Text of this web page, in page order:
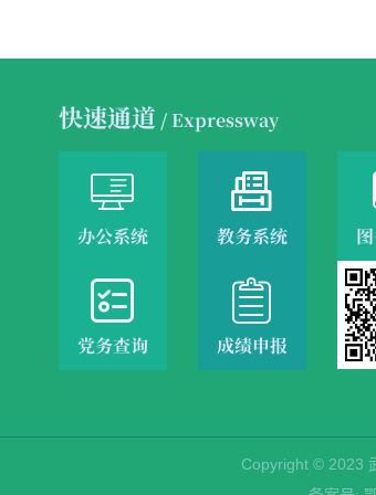
快速通道/ Expressway

办公系统

教务系统

党务查询

成绩申报
Copyright © 2023